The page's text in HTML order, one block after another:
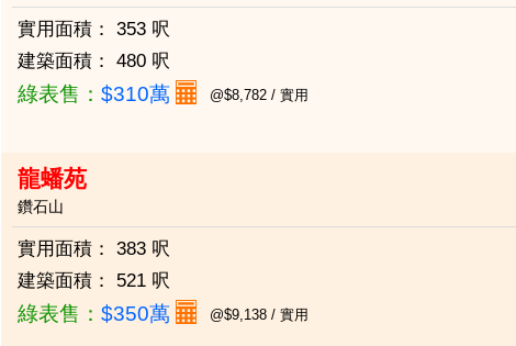
實用面積：
353 呎
建築面積：
480 呎
綠表售： $310萬 @$8,782 / 實用
龍蟠苑
鑽石山
實用面積：
383 呎
建築面積：
521 呎
綠表售： $350萬 @$9,138 / 實用